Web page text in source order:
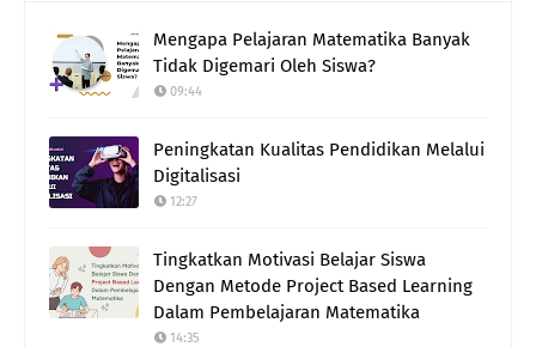
Mengapa Pelajaran Matematika Banyak
Tidak Digemari Oleh Siswa?
09:44
Peningkatan Kualitas Pendidikan Melalui
Digitalisasi
12:27
Tingkatkan Motivasi Belajar Siswa
Dengan Metode Project Based Learning
Dalam Pembelajaran Matematika
14:35